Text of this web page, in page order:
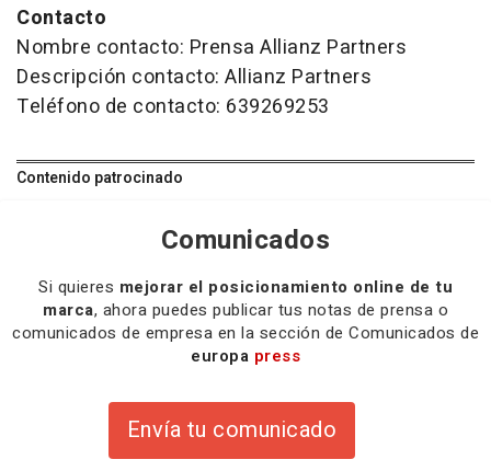
Contacto
Nombre contacto: Prensa Allianz Partners
Descripción contacto: Allianz Partners
Teléfono de contacto: 639269253
Contenido patrocinado
Comunicados
Si quieres mejorar el posicionamiento online de tu
marca, ahora puedes publicar tus notas de prensa o
comunicados de empresa en la sección de Comunicados de
europa press
Envía tu comunicado